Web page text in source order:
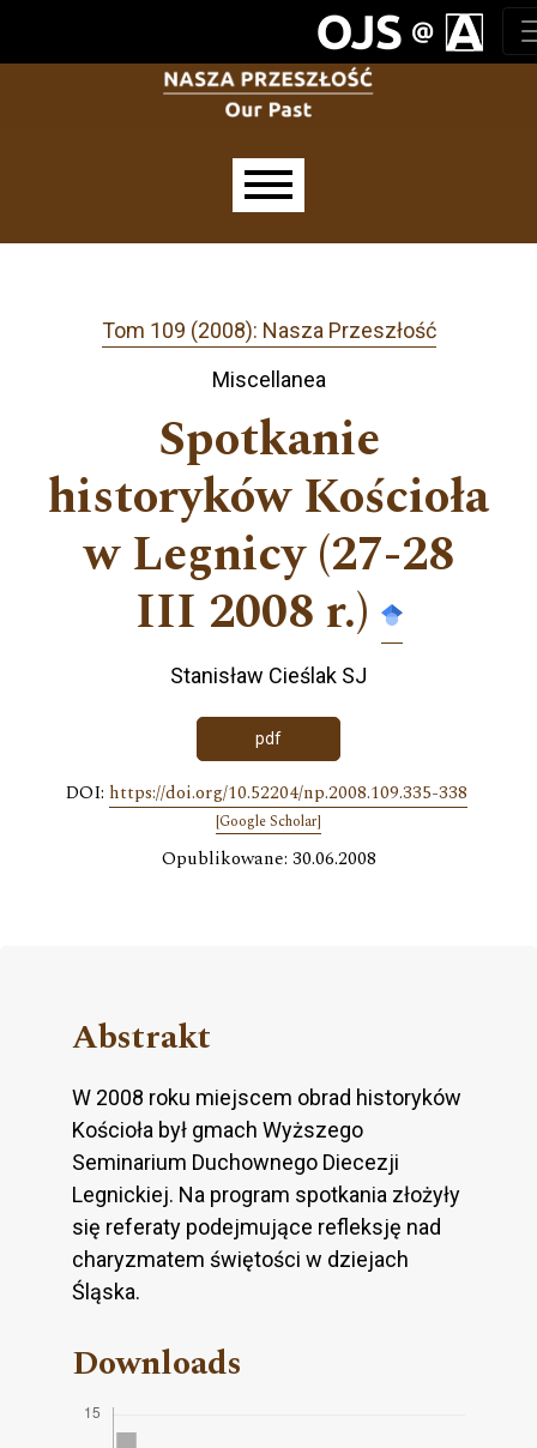
Tom 109 (2008): Nasza Przeszłość
Miscellanea
Spotkanie
historyków Kościoła
w Legnicy (27-28
III 2008 r.)
Stanisław Cieślak SJ
pdf
DOI: https://doi.org/10.52204/np.2008.109.335-338
[Google Scholar]
Opublikowane: 30.06.2008
Abstrakt
W 2008 roku miejscem obrad historyków
Kościoła był gmach Wyższego
Seminarium Duchownego Diecezji
Legnickiej. Na program spotkania złożyły
się referaty podejmujące refleksję nad
charyzmatem świętości w dziejach
Śląska.
Downloads